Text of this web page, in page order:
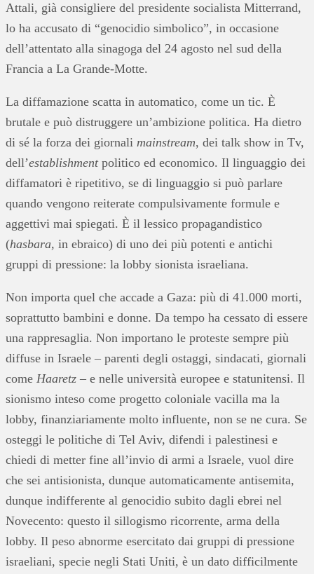
Attali, già consigliere del presidente socialista Mitterrand,
lo ha accusato di “genocidio simbolico”, in occasione
dell’attentato alla sinagoga del 24 agosto nel sud della
Francia a La Grande-Motte.
La diffamazione scatta in automatico, come un tic. È
brutale e può distruggere un’ambizione politica. Ha dietro
di sé la forza dei giornali mainstream, dei talk show in Tv,
dell’establishmentpolitico ed economico. Il linguaggio dei
diffamatori è ripetitivo, se di linguaggio si può parlare
quando vengono reiterate compulsivamente formule e
aggettivi mai spiegati. È il lessico propagandistico
(hasbara, in ebraico) di uno dei più potenti e antichi
gruppi di pressione: la lobby sionista israeliana.
Non importa quel che accade a Gaza: più di 41.000 morti,
soprattutto bambini e donne. Da tempo ha cessato di essere
una rappresaglia. Non importano le proteste sempre più
diffuse in Israele – parenti degli ostaggi, sindacati, giornali
come Haaretz – e nelle università europee e statunitensi. Il
sionismo inteso come progetto coloniale vacilla ma la
lobby, finanziariamente molto influente, non se ne cura. Se
osteggi le politiche di Tel Aviv, difendi i palestinesi e
chiedi di metter fine all’invio di armi a Israele, vuol dire
che sei antisionista, dunque automaticamente antisemita,
dunque indifferente al genocidio subito dagli ebrei nel
Novecento: questo il sillogismo ricorrente, arma della
lobby. Il peso abnorme esercitato dai gruppi di pressione
israeliani, specie negli Stati Uniti, è un dato difficilmente